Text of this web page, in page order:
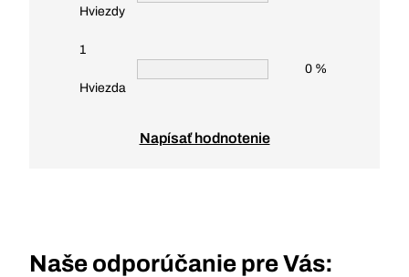
Hviezdy
1
Hviezda
0 %
Napísať hodnotenie
Naše odporúčanie pre Vás: